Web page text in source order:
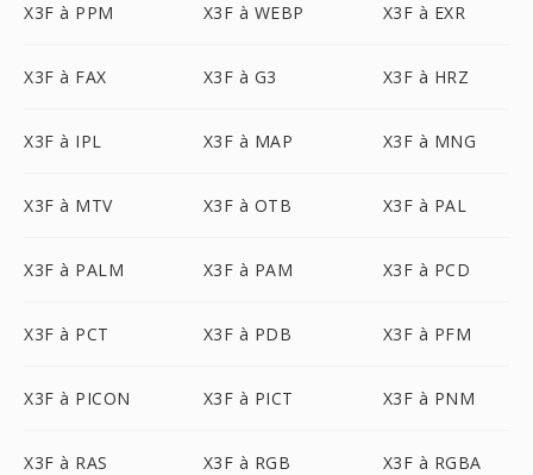
X3F à PPM X3F à WEBP X3F à EXR
X3F à FAX X3F à G3 X3F à HRZ
X3F à IPL X3F à MAP X3F à MNG
X3F à MTV X3F à OTB X3F à PAL
X3F à PALM X3F à PAM X3F à PCD
X3F à PCT X3F à PDB X3F à PFM
X3F à PICON X3F à PICT X3F à PNM
X3F à RAS X3F à RGB X3F à RGBA